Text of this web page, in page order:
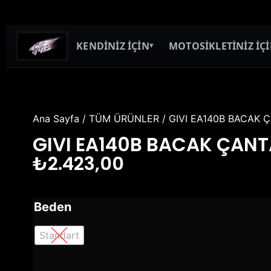
KENDİNİZ İÇİN▾ MOTOSİKLETİNİZ
Ana Sayfa / TÜM ÜRÜNLER/ GIVI EA140B BACAK
GIVI EA140B BACAK
₺2.423,00
Beden
Standart